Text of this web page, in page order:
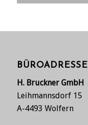
BÜROADRESSE
H. Bruckner GmbH
Leihmannsdorf 15
A-4493 Wolfern